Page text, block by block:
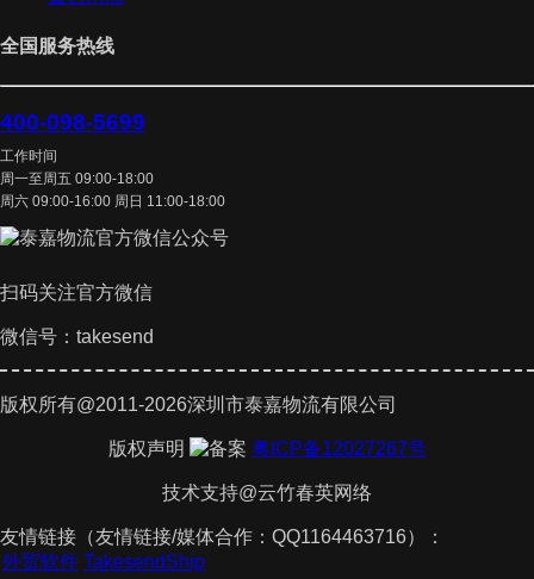
全国服务热线
400-098-5699
工作时间
周一至周五 09:00-18:00
周六 09:00-16:00 周日 11:00-18:00
扫码关注官方微信
微信号：takesend
版权所有@2011-2026深圳市泰嘉物流有限公司
版权声明 粤ICP备12027267号
技术支持@云竹春英网络
友情链接（友情链接/媒体合作：QQ1164463716）：
外贸软件 TakesendShip